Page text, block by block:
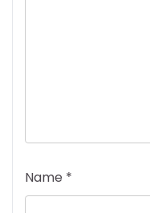
Name *